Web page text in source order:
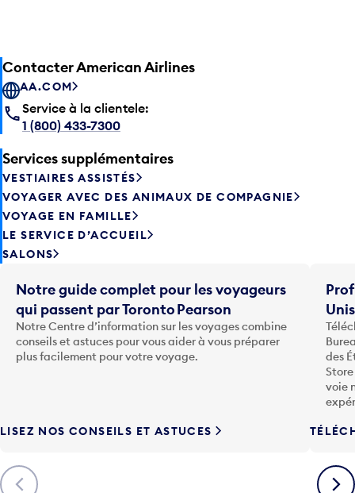
Contacter American Airlines
AA.COM
Service à la clientele:
1 (800) 433-7300
Services supplémentaires
VESTIAIRES ASSISTÉS
VOYAGER AVEC DES ANIMAUX DE COMPAGNIE
VOYAGE EN FAMILLE
LE SERVICE D’ACCUEIL
SALONS
Précédent
Notre guide complet pour les voyageurs
qui passent par Toronto Pearson
Notre Centre d’information sur les voyages combine
conseils et astuces pour vous aider à vous préparer
plus facilement pour votre voyage.
LISEZ NOS CONSEILS ET ASTUCES
des
voie